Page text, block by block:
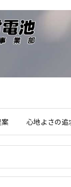
心地よさの追